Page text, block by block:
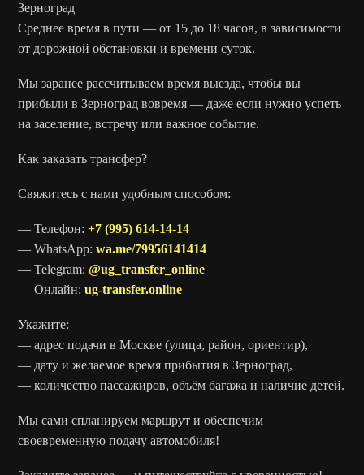
Зерноград
Среднее время в пути — от 15 до 18 часов, в зависимости
от дорожной обстановки и времени суток.
Мы заранее рассчитываем время выезда, чтобы вы
прибыли в Зерноград вовремя — даже если нужно успеть
на заселение, встречу или важное событие.
Как заказать трансфер?
Свяжитесь с нами удобным способом:
— Телефон:+7 (995) 614-14-14
— WhatsApp:wa.me/79956141414
— Telegram:@ug_transfer_online
— Онлайн:ug-transfer.online
Укажите:
— адрес подачи в Москве (улица, район, ориентир),
— дату и желаемое время прибытия в Зерноград,
— количество пассажиров, объём багажа и наличие детей.
Мы сами спланируем маршрут и обеспечим
своевременную подачу автомобиля!